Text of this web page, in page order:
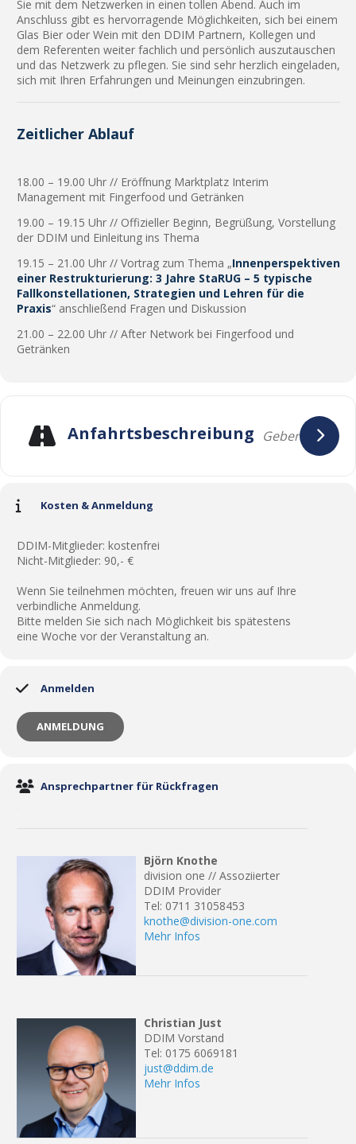
Sie mit dem Netzwerken in einen tollen Abend. Auch im
Anschluss gibt es hervorragende Möglichkeiten, sich bei einem
Glas Bier oder Wein mit den DDIM Partnern, Kollegen und
dem Referenten weiter fachlich und persönlich auszutauschen
und das Netzwerk zu pflegen. Sie sind sehr herzlich eingeladen,
sich mit Ihren Erfahrungen und Meinungen einzubringen.
Zeitlicher Ablauf
18.00 – 19.00 Uhr // Eröffnung Marktplatz Interim
Management mit Fingerfood und Getränken
19.00 – 19.15 Uhr // Offizieller Beginn, Begrüßung, Vorstellung
der DDIM und Einleitung ins Thema
19.15 – 21.00 Uhr // Vortrag zum Thema „Innenperspektiven
einer Restrukturierung: 3 Jahre StaRUG – 5 typische
Fallkonstellationen, Strategien und Lehren für die
Praxis“ anschließend Fragen und Diskussion
21.00 – 22.00 Uhr // After Network bei Fingerfood und
Getränken
Anfahrtsbeschreibung
Kosten & Anmeldung
DDIM-Mitglieder: kostenfrei
Nicht-Mitglieder: 90,- €
Wenn Sie teilnehmen möchten, freuen wir uns auf Ihre
verbindliche Anmeldung.
Bitte melden Sie sich nach Möglichkeit bis spätestens
eine Woche vor der Veranstaltung an.
Anmelden
ANMELDUNG
Ansprechpartner für Rückfragen
Björn Knothe
division one // Assoziierter
DDIM Provider
Tel: 0711 31058453
knothe@division-one.com
Mehr Infos
Christian Just
DDIM Vorstand
Tel: 0175 6069181
just@ddim.de
Mehr Infos